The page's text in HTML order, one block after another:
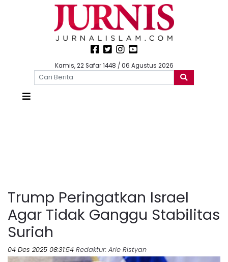
Kamis, 22 Safar 1448 / 06 Agustus 2026
Trump Peringatkan Israel
Agar Tidak Ganggu Stabilitas
Suriah
04 Des 2025 08:31:54 Redaktur: Arie Ristyan